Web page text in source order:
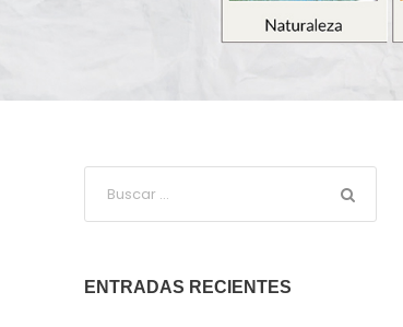
ENTRADAS RECIENTES